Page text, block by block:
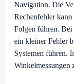
Navigation. Die
Rechenfehler
Folgen führen. Bei
ein kleiner Fehler
Systemen führen.
Winkelmessungen